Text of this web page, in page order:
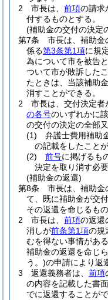
2
市長は、 前項の請求
付するものとする。
(補助金の交付の決定
第7条
市長は、補助金
係る第3条第1項に規
為について市を被告
ついて市が敗訴した
たときは、当該補助
消すことができる。
2
市長は、交付決定者
の各号のいずれかに
の交付の決定の全部
(1)
弁護士費用補助
の記載をしたこと
(2)
前号に掲げるも
決定を取り消す必
(補助金の返還)
第8条
市長は、補助金
て、既に補助金が交
その返還を命じるもの
2
市長は、 前項の返還
消しが前条第1項の規
むを得ない事情があ
補助金の返還を命じ
う。)の申請により返
3
返還義務者は、 前項
の内容を記載した書
でに返還することが